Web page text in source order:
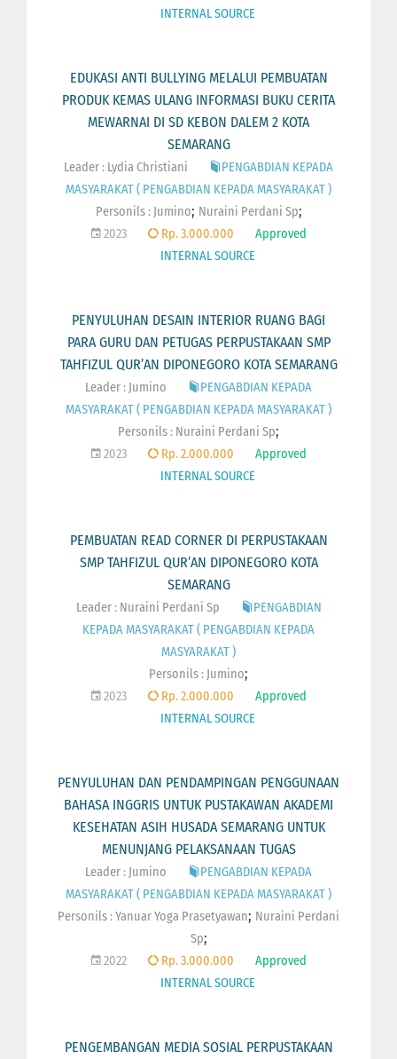
INTERNAL SOURCE
EDUKASI ANTI BULLYING MELALUI PEMBUATAN
PRODUK KEMAS ULANG INFORMASI BUKU CERITA
MEWARNAI DI SD KEBON DALEM 2 KOTA
SEMARANG
Leader : Lydia Christiani
PENGABDIAN KEPADA
MASYARAKAT ( PENGABDIAN KEPADA MASYARAKAT )
Personils : Jumino; Nuraini Perdani Sp;
2023 Rp. 3.000.000
Approved
INTERNAL SOURCE
PENYULUHAN DESAIN INTERIOR RUANG BAGI
PARA GURU DAN PETUGAS PERPUSTAKAAN SMP
TAHFIZUL QUR’AN DIPONEGORO KOTA SEMARANG
Leader : Jumino
PENGABDIAN KEPADA
MASYARAKAT ( PENGABDIAN KEPADA MASYARAKAT )
Personils : Nuraini Perdani Sp;
2023 Rp. 2.000.000
Approved
INTERNAL SOURCE
PEMBUATAN READ CORNER DI PERPUSTAKAAN
SMP TAHFIZUL QUR’AN DIPONEGORO KOTA
SEMARANG
Leader : Nuraini Perdani Sp
PENGABDIAN
KEPADA MASYARAKAT ( PENGABDIAN KEPADA
MASYARAKAT )
Personils : Jumino;
2023 Rp. 2.000.000
Approved
INTERNAL SOURCE
PENYULUHAN DAN PENDAMPINGAN PENGGUNAAN
BAHASA INGGRIS UNTUK PUSTAKAWAN AKADEMI
KESEHATAN ASIH HUSADA SEMARANG UNTUK
MENUNJANG PELAKSANAAN TUGAS
Leader : Jumino
PENGABDIAN KEPADA
MASYARAKAT ( PENGABDIAN KEPADA MASYARAKAT )
Personils :Yanuar Yoga Prasetyawan; Nuraini Perdani
Sp;
2022 Rp. 3.000.000
Approved
INTERNAL SOURCE
PENGEMBANGAN MEDIA SOSIAL PERPUSTAKAAN